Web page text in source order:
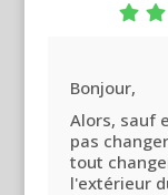
Bonjour,
Alors, sauf
pas
tout
l'extérieur